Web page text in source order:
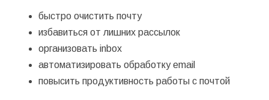
быстро очистить почту
избавиться от лишних рассылок
организовать inbox
автоматизировать обработку email
повысить продуктивность работы с почтой